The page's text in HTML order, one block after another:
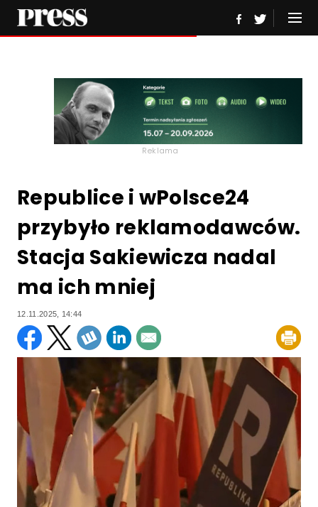
Reklama
Republice i wPolsce24
przybyło reklamodawców.
Stacja Sakiewicza nadal
ma ich mniej
12.11.2025, 14:44